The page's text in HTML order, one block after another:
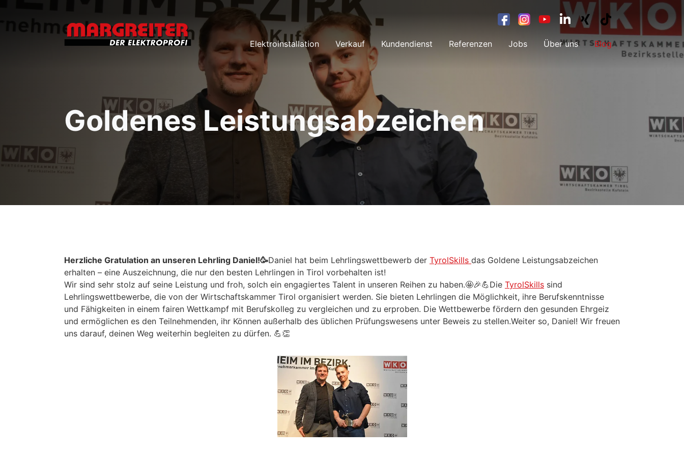
Elektroinstallation Verkauf Kundendienst Referenzen Jobs Über uns Blog
Goldenes Leistungsabzeichen
Herzliche Gratulation an unseren Lehrling Daniel!🥳Daniel hat beim Lehrlingswettbewerb der TyrolSkills das Goldene Leistungsabzeichen
erhalten – eine Auszeichnung, die nur den besten Lehrlingen in Tirol vorbehalten ist!
Wir sind sehr stolz auf seine Leistung und froh, solch ein engagiertes Talent in unseren Reihen zu haben.🤩🎉💪Die TyrolSkills sind
Lehrlingswettbewerbe, die von der Wirtschaftskammer Tirol organisiert werden. Sie bieten Lehrlingen die Möglichkeit, ihre Berufskenntnisse
und Fähigkeiten in einem fairen Wettkampf mit Berufskolleg zu vergleichen und zu erproben. Die Wettbewerbe fördern den gesunden Ehrgeiz
und ermöglichen es den Teilnehmenden, ihr Können außerhalb des üblichen Prüfungswesens unter Beweis zu stellen.Weiter so, Daniel! Wir freuen
uns darauf, deinen Weg weiterhin begleiten zu dürfen. 💪👏